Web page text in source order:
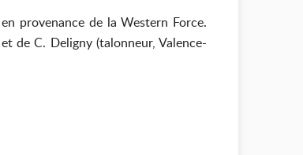
provenance de la Western Force.
de C. Deligny (talonneur, Valence-